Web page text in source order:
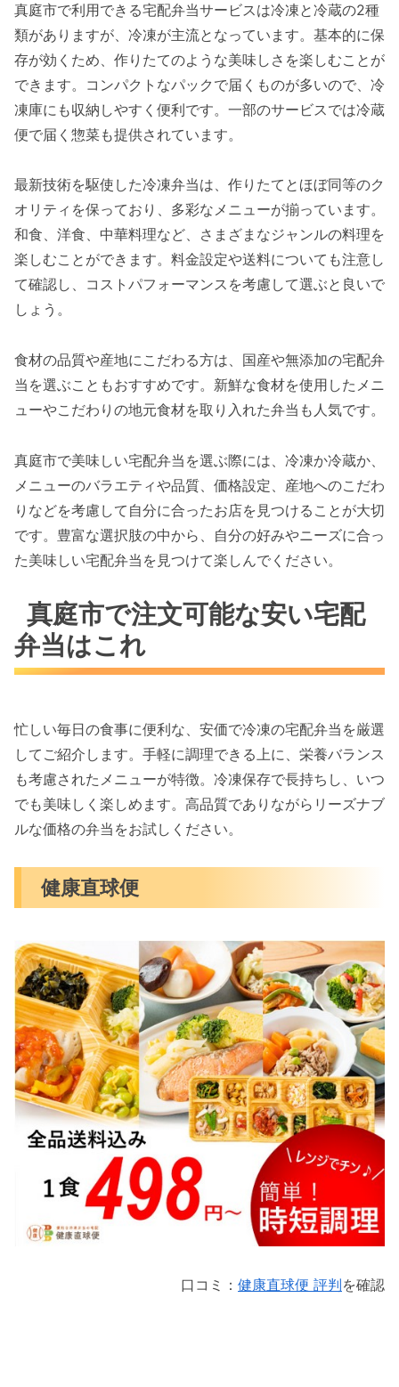
真庭市で利用できる宅配弁当サービスは冷凍と冷蔵の2種
類がありますが、冷凍が主流となっています。基本的に保
存が効くため、作りたてのような美味しさを楽しむことが
できます。コンパクトなパックで届くものが多いので、冷
凍庫にも収納しやすく便利です。一部のサービスでは冷蔵
便で届く惣菜も提供されています。
最新技術を駆使した冷凍弁当は、作りたてとほぼ同等のク
オリティを保っており、多彩なメニューが揃っています。
和食、洋食、中華料理など、さまざまなジャンルの料理を
楽しむことができます。料金設定や送料についても注意し
て確認し、コストパフォーマンスを考慮して選ぶと良いで
しょう。
食材の品質や産地にこだわる方は、国産や無添加の宅配弁
当を選ぶこともおすすめです。新鮮な食材を使用したメニ
ューやこだわりの地元食材を取り入れた弁当も人気です。
真庭市で美味しい宅配弁当を選ぶ際には、冷凍か冷蔵か、
メニューのバラエティや品質、価格設定、産地へのこだわ
りなどを考慮して自分に合ったお店を見つけることが大切
です。豊富な選択肢の中から、自分の好みやニーズに合っ
た美味しい宅配弁当を見つけて楽しんでください。
真庭市で注文可能な安い宅配
弁当はこれ
忙しい毎日の食事に便利な、安価で冷凍の宅配弁当を厳選
してご紹介します。手軽に調理できる上に、栄養バランス
も考慮されたメニューが特徴。冷凍保存で長持ちし、いつ
でも美味しく楽しめます。高品質でありながらリーズナブ
ルな価格の弁当をお試しください。
健康直球便
口コミ： 健康直球便 評判を確認